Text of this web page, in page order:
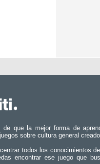
de que la mejor forma de
sobre cultura general
todos los conocimientos
encontrar ese juego que